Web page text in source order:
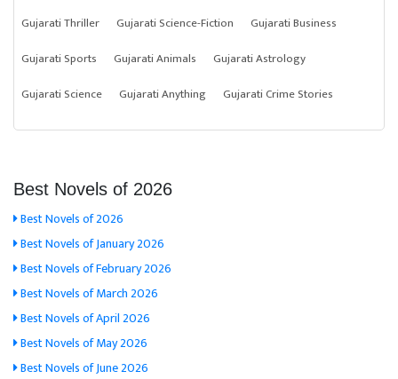
Gujarati Thriller
Gujarati Science-Fiction
Gujarati Business
Gujarati Sports
Gujarati Animals
Gujarati Astrology
Gujarati Science
Gujarati Anything Gujarati Crime Stories
Best Novels of 2026
Best Novels of 2026
Best Novels of January 2026
Best Novels of February 2026
Best Novels of March 2026
Best Novels of April 2026
Best Novels of May 2026
Best Novels of June 2026